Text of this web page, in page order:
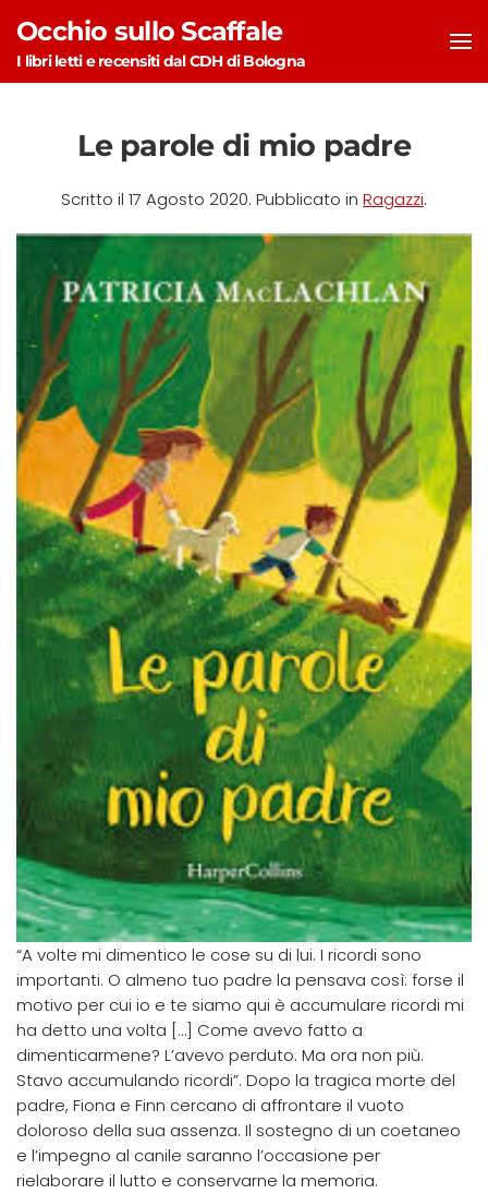
Skip to main content
Occhio sullo Scaffale
I libri letti e recensiti dal CDH di Bologna
Le parole di mio padre
Scritto il 17 Agosto 2020. Pubblicato in Ragazzi.
“A volte mi dimentico le cose su di lui. I ricordi sono
importanti. O almeno tuo padre la pensava così: forse il
motivo per cui io e te siamo qui è accumulare ricordi mi
ha detto una volta […] Come avevo fatto a
dimenticarmene? L’avevo perduto. Ma ora non più.
Stavo accumulando ricordi”. Dopo la tragica morte del
padre, Fiona e Finn cercano di affrontare il vuoto
doloroso della sua assenza. Il sostegno di un coetaneo
e l’impegno al canile saranno l’occasione per
rielaborare il lutto e conservarne la memoria.